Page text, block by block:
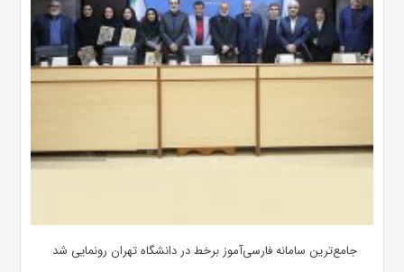
جامع‌ترین سامانه فارسی‌آموز برخط در دانشگاه تهران رونمایی شد